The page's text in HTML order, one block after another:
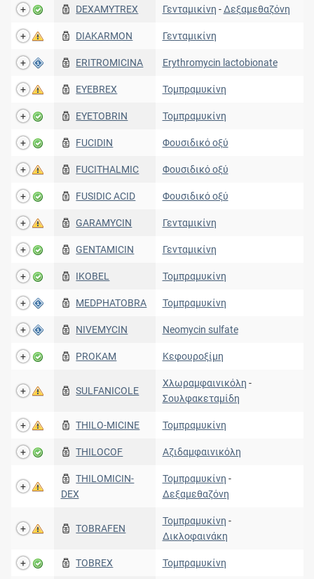
DEXAMYTREX Γενταμικίνη -Δεξαμεθαζόνη
DIAKARMON Γενταμικίνη
ERITROMICINA Erythromycin lactobionate
EYEBREX Τομπραμυκίνη
EYETOBRIN Τομπραμυκίνη
FUCIDIN Φουσιδικό οξύ
FUCITHALMIC Φουσιδικό οξύ
FUSIDIC ACID Φουσιδικό οξύ
GARAMYCIN Γενταμικίνη
GENTAMICIN Γενταμικίνη
IKOBEL Τομπραμυκίνη
MEDPHATOBRA Τομπραμυκίνη
NIVEMYCIN Neomycin sulfate
PROKAM Κεφουροξίμη
SULFANICOLE
Χλωραμφαινικόλη -
Σουλφακεταμίδη
THILO-MICINE Τομπραμυκίνη
THILOCOF Αζιδαμφαινικόλη
THILOMICIN-
DEX
Τομπραμυκίνη -
Δεξαμεθαζόνη
TOBRAFEN
Τομπραμυκίνη -
Δικλοφαινάκη
TOBREX Τομπραμυκίνη